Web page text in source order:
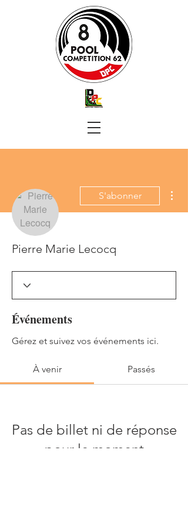
S'abonner
Pierre Marie Lecocq
Événements
Gérez et suivez vos événements ici.
À venir Passés
Pas de billet ni de réponse
pour le moment